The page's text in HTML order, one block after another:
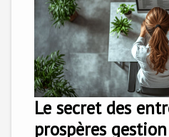
Le secret des
prospères